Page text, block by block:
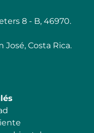
8 - B, 46970.
José, Costa Rica.